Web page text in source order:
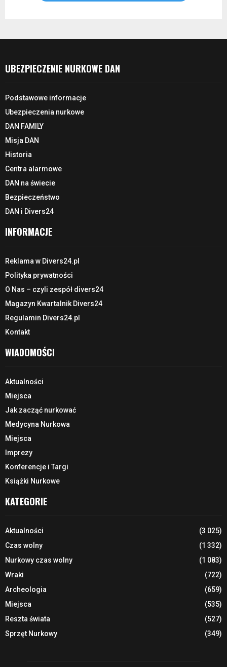
UBEZPIECZENIE NURKOWE DAN
Podstawowe informacje
Ubezpieczenia nurkowe
DAN FAMILY
Misja DAN
Historia
Centra alarmowe
DAN na świecie
Bezpieczeństwo
DAN i Divers24
INFORMACJE
Reklama w Divers24.pl
Polityka prywatności
O Nas – czyli zespół divers24
Magazyn Kwartalnik Divers24
Regulamin Divers24.pl
Kontakt
WIADOMOŚCI
Aktualności
Miejsca
Jak zacząć nurkować
Medycyna Nurkowa
Miejsca
Imprezy
Konferencje i Targi
Książki Nurkowe
KATEGORIE
Aktualności
(3 025)
Czas wolny
(1 332)
Nurkowy czas wolny
(1 083)
Wraki
(722)
Archeologia
(659)
Miejsca
(535)
Reszta świata
(527)
Sprzęt Nurkowy
(349)